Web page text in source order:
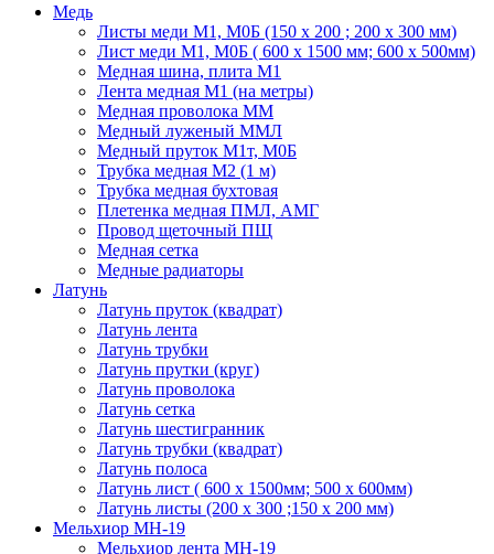
Медь
Листы меди М1, М0Б (150 х 200 ; 200 х 300 мм)
Лист меди М1, М0Б ( 600 х 1500 мм; 600 х 500мм)
Медная шина, плита М1
Лента медная М1 (на метры)
Медная проволока ММ
Медный луженый ММЛ
Медный пруток М1т, М0Б
Трубка медная М2 (1 м)
Трубка медная бухтовая
Плетенка медная ПМЛ, АМГ
Провод щеточный ПЩ
Медная сетка
Медные радиаторы
Латунь
Латунь пруток (квадрат)
Латунь лента
Латунь трубки
Латунь прутки (круг)
Латунь проволока
Латунь сетка
Латунь шестигранник
Латунь трубки (квадрат)
Латунь полоса
Латунь лист ( 600 х 1500мм; 500 х 600мм)
Латунь листы (200 х 300 ;150 х 200 мм)
Мельхиор МН-19
Мельхиор лента МН-19